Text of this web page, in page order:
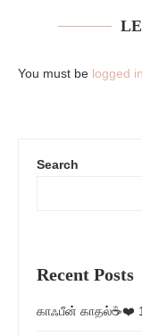
You must be logged in
Search
Recent Posts
காஃபீன் காதல்☕❤️